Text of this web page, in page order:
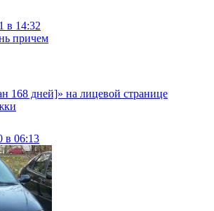
в 14:32
причем
168 дней]» на лицевой странице
в 06:13